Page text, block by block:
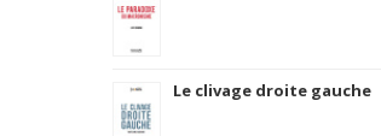
Le clivage droite gauche